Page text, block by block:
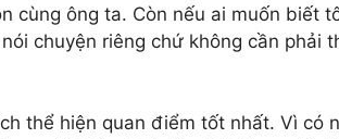
cùng ông ta. Còn nếu ai muốn biết
chuyện riêng chứ không cần phải
thể hiện quan điểm tốt nhất. Vì có